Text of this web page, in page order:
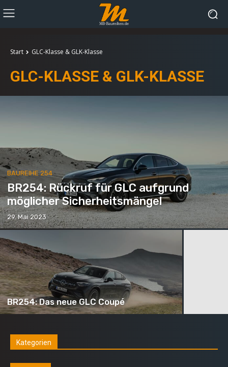
Start GLC-Klasse & GLK-Klasse
GLC-KLASSE & GLK-KLASSE
BAUREIHE 254
BR254: Rückruf für GLC aufgrund
möglicher Sicherheitsmängel
29. Mai 2023
BR254: Das neue GLC Coupé
Kategorien